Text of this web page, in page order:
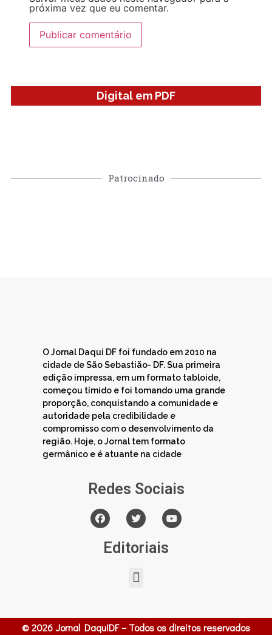
próxima vez que eu comentar.
Digital em PDF
Patrocinado
O Jornal Daqui DF foi fundado em 2010 na
cidade de São Sebastião- DF. Sua primeira
edição impressa, em um formato tabloide,
começou tímido e foi tomando uma grande
proporção, conquistando a comunidade e
autoridade pela credibilidade e
compromisso com o desenvolvimento da
região. Hoje, o Jornal tem formato
germânico e é atuante na cidade
Redes Sociais
Editoriais
© 2026 Jornal DaquiDF – Todos os direitos reservados